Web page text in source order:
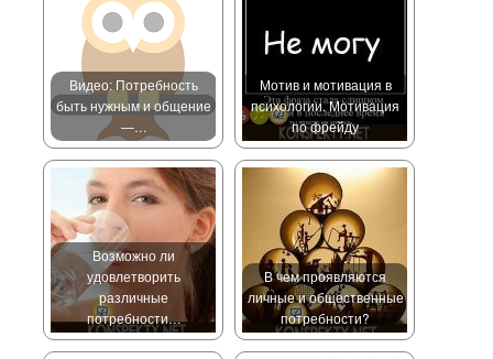
Видео: Потребность
быть нужным и общение
—…
Мотив и мотивация в
психологии. Мотивация
по фрейду
Возможно ли
удовлетворить
различные
потребности…
В чем проявляются
личные и общественные
потребности?